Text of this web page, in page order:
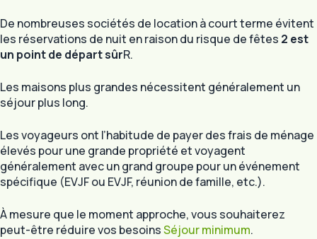
De nombreuses sociétés de location à court terme évitent
les réservations de nuit en raison du risque de fêtes 2 est
un point de départ sûrR.
Les maisons plus grandes nécessitent généralement un
séjour plus long.
Les voyageurs ont l’habitude de payer des frais de ménage
élevés pour une grande propriété et voyagent
généralement avec un grand groupe pour un événement
spécifique (EVJF ou EVJF, réunion de famille, etc.).
À mesure que le moment approche, vous souhaiterez
peut-être réduire vos besoinsSéjour minimum.